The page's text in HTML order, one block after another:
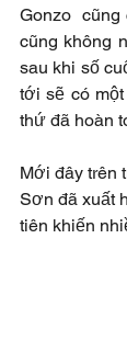
Gonzo
cũng không
sau khi số
tới sẽ có
thứ đã hoàn
Mới đây trên
Sơn đã xuất
tiên khiến